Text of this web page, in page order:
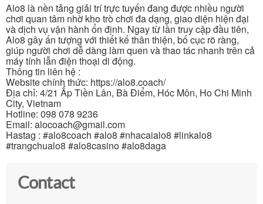
Alo8 là nền tảng giải trí trực tuyến đang được nhiều người
chơi quan tâm nhờ kho trò chơi đa dạng, giao diện hiện đại
và dịch vụ vận hành ổn định. Ngay từ lần truy cập đầu tiên,
Alo8 gây ấn tượng với thiết kế thân thiện, bố cục rõ ràng,
giúp người chơi dễ dàng làm quen và thao tác nhanh trên cả
máy tính lẫn điện thoại di động.
Thông tin liên hệ :
Website chính thức: https://alo8.coach/
Địa chỉ: 4/21 Ấp Tiền Lân, Bà Điểm, Hóc Môn, Ho Chi Minh
City, Vietnam
Hotline: 098 078 9236
Email: alocoach@gmail.com
Hastag : #alo8coach #alo8 #nhacaialo8 #linkalo8
#trangchualo8 #alo8casino #alo8daga
Contact